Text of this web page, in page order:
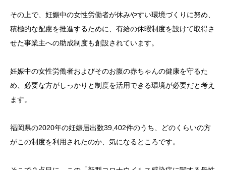
その上で、妊娠中の女性労働者が休みやすい環境づくりに努め、
積極的な配慮を推進するために、有給の休暇制度を設けて取得さ
せた事業主への助成制度も創設されています。
妊娠中の女性労働者およびそのお腹の赤ちゃんの健康を守るた
め、必要な方がしっかりと制度を活用できる環境が必要だと考え
ます。
福岡県の2020年の妊娠届出数39,402件のうち、どのくらいの方
がこの制度を利用されたのか、気になるところです。